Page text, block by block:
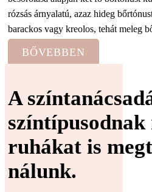
rózsás árnyalatú, azaz hideg
barackos vagy kreolos, tehát meleg
BŐVEBBEN
A
színtípusodnak
ruhákat is
nálunk.